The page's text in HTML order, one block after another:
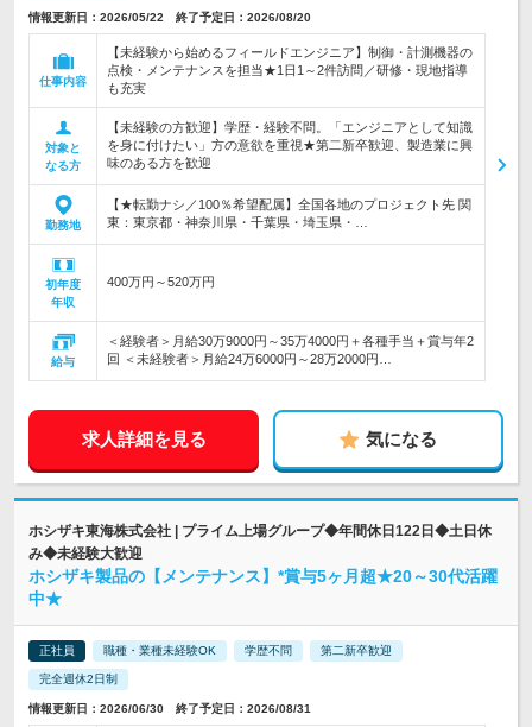
情報更新日：2026/05/22 終了予定日：2026/08/20
仕事内容
【未経験から始めるフィールドエンジニア】制御・計測機器の
点検・メンテナンスを担当★1日1～2件訪問／研修・現地指導
も充実
対象と
なる方
【未経験の方歓迎】学歴・経験不問。「エンジニアとして知識
を身に付けたい」方の意欲を重視★第二新卒歓迎、製造業に興
味のある方を歓迎
勤務地
【★転勤ナシ／100％希望配属】全国各地のプロジェクト先 関
東：東京都・神奈川県・千葉県・埼玉県・…
初年度
年収
400万円～520万円
給与
＜経験者＞月給30万9000円～35万4000円＋各種手当＋賞与年2
回 ＜未経験者＞月給24万6000円～28万2000円…
求人詳細を見る 気になる
ホシザキ東海株式会社 | プライム上場グループ◆年間休日122日◆土日休
み◆未経験大歓迎
ホシザキ製品の【メンテナンス】*賞与5ヶ月超★20～30代活躍
中★
正社員 職種・業種未経験OK 学歴不問 第二新卒歓迎
完全週休2日制
情報更新日：2026/06/30 終了予定日：2026/08/31